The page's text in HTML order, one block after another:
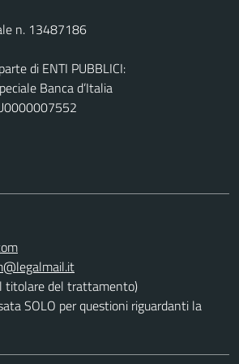
n. 13487186
di ENTI PUBBLICI:
Banca d’Italia
titolare del trattamento)
SOLO per questioni riguardanti la